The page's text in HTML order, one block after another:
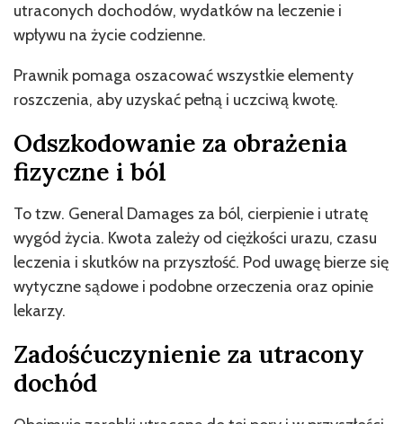
utraconych dochodów, wydatków na leczenie i
wpływu na życie codzienne.
Prawnik pomaga oszacować wszystkie elementy
roszczenia, aby uzyskać pełną i uczciwą kwotę.
Odszkodowanie za obrażenia
fizyczne i ból
To tzw. General Damages za ból, cierpienie i utratę
wygód życia. Kwota zależy od ciężkości urazu, czasu
leczenia i skutków na przyszłość. Pod uwagę bierze się
wytyczne sądowe i podobne orzeczenia oraz opinie
lekarzy.
Zadośćuczynienie za utracony
dochód